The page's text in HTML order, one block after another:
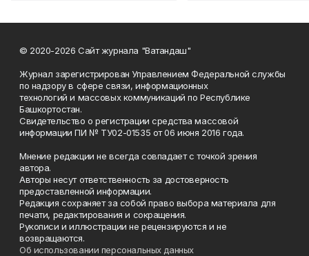
© 2020-2026 Сайт журнала "Ватандаш"
Журнал зарегистрирован Управлением Федеральной службы
по надзору в сфере связи, информационных
технологий и массовых коммуникаций по Республике
Башкортостан.
Свидетельство о регистрации средства массовой
информации ПИ № ТУ02-01535 от 06 июня 2016 года.
Мнение редакции не всегда совпадает с точкой зрения
автора.
Авторы несут ответственность за достоверность
предоставленной информации.
Редакция сохраняет за собой право выбора материала для
печати, редактирования и сокращения.
Рукописи и иллюстрации не рецензируются и не
возвращаются.
Об использовании персональных данных